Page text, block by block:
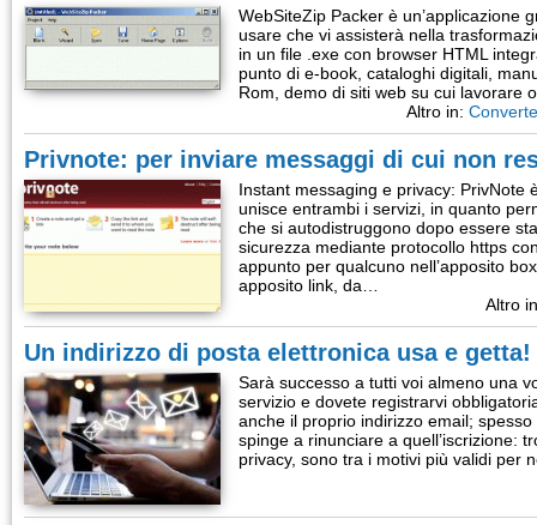
WebSiteZip Packer è un’applicazione
usare che vi assisterà nella
in un file .exe con browser HTML
punto di e-book, cataloghi digitali,
Rom, demo di siti web su cui lavorare
Altro in:
Privnote: per inviare messaggi di cui non
Instant messaging e privacy: PrivNote
unisce entrambi i servizi, in quanto
che si autodistruggono dopo essere
sicurezza mediante protocollo https
appunto per qualcuno nell’apposito
apposito link, da…
Altro
Un indirizzo di posta elettronica usa e getta!
Sarà successo a tutti voi almeno una
servizio e dovete registrarvi
anche il proprio indirizzo email;
spinge a rinunciare a quell’iscrizione:
privacy, sono tra i motivi più validi per